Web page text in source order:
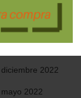
julio 2023
diciembre 2022
mayo 2022